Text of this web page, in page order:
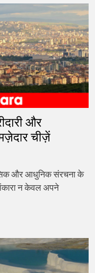
और
चीज़ें
और आधुनिक संरचना के
न केवल अपने